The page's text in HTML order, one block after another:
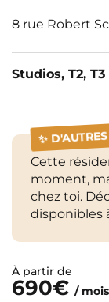
8 rue Robert
Studios, T2, T3
✨
Cette
moment,
chez toi.
disponibles
À partir de
690€ / mois